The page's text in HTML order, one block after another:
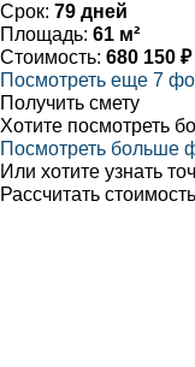
Срок: 79 дней
Площадь: 61 м²
Стоимость: 680 150 ₽
Посмотреть еще 7
Получить смету
Хотите посмотреть
Посмотреть больше
Или хотите узнать
Рассчитать